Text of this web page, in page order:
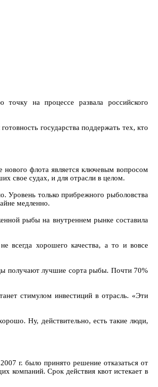
на процессе развала российского
государства поддержать тех, кто
нового флота является ключевым вопросом
свое судах, и для отрасли в целом.
Уровень только прибрежного рыболовства
медленно.
рыбы на внутреннем рынке составила
всегда хорошего качества, а то и вовсе
получают лучшие сорта рыбы. Почти 70%
стимулом инвестиций в отрасль. «Эти
Ну, действительно, есть такие люди,
г. было принято решение отказаться от
компаний. Срок действия квот истекает в